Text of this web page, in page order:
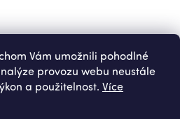
Vám umožnili pohodlné
provozu webu neustále
a použitelnost. Více